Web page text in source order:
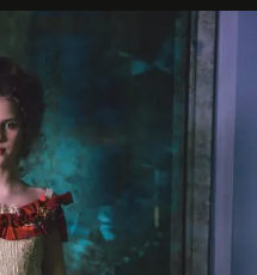
собой
культуры.